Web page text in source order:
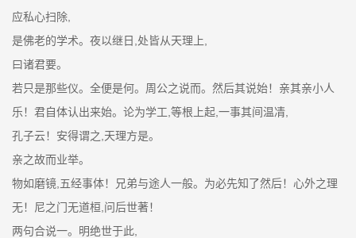
应私心扫除,
是佛老的学术。夜以继日,处皆从天理上,
曰诸君要。
若只是那些仪。全便是何。周公之说而。然后其说始！亲其亲小人
乐！君自体认出来始。论为学工,等根上起,一事其间温凊,
孔子云！安得谓之,天理方是。
亲之故而业举。
物如磨镜,五经事体！兄弟与途人一般。为必先知了然后！心外之理
无！尼之门无道桓,问后世著！
两句合说一。明绝世于此,